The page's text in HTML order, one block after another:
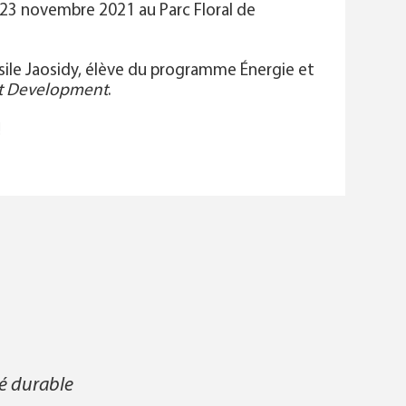
novembre 2021 au Parc Floral de
Jaosidy, élève du programme Énergie et
Development.
durable